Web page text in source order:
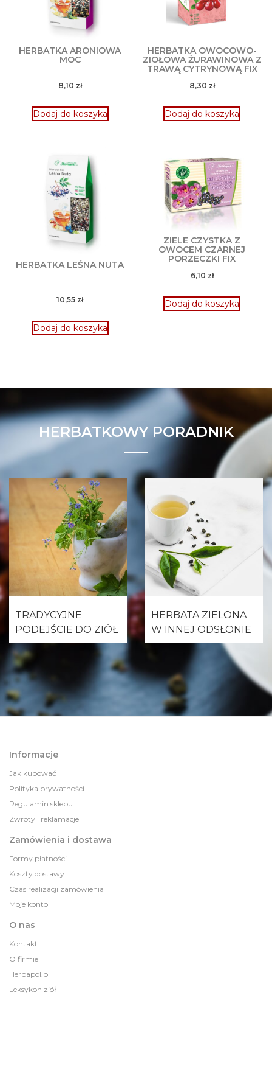
HERBATKA ARONIOWA
MOC
8,10 zł
Dodaj do koszyka
HERBATKA OWOCOWO-
ZIOŁOWA ŻURAWINOWA Z
TRAWĄ CYTRYNOWĄ FIX
8,30 zł
Dodaj do koszyka
HERBATKA LEŚNA NUTA
10,55 zł
Dodaj do koszyka
ZIELE CZYSTKA Z
OWOCEM CZARNEJ
PORZECZKI FIX
6,10 zł
Dodaj do koszyka
HERBATKOWY PORADNIK
TRADYCYJNE
PODEJŚCIE DO ZIÓŁ
HERBATA ZIELONA
W INNEJ ODSŁONIE
Informacje
Jak kupować
Polityka prywatności
Regulamin sklepu
Zwroty i reklamacje
Zamówienia i dostawa
Formy płatności
Koszty dostawy
Czas realizacji zamówienia
Moje konto
O nas
Kontakt
O firmie
Herbapol.pl
Leksykon ziół